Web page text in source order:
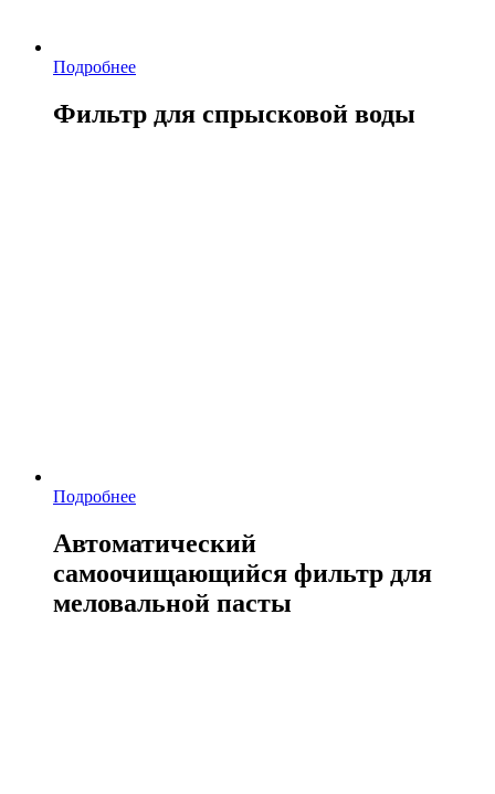
Подробнее
Фильтр для спрысковой воды
Подробнее
Автоматический
самоочищающийся фильтр для
меловальной пасты